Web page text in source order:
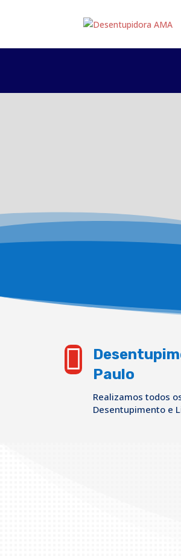

Paulo
Realizamos todos
Desentupimento e